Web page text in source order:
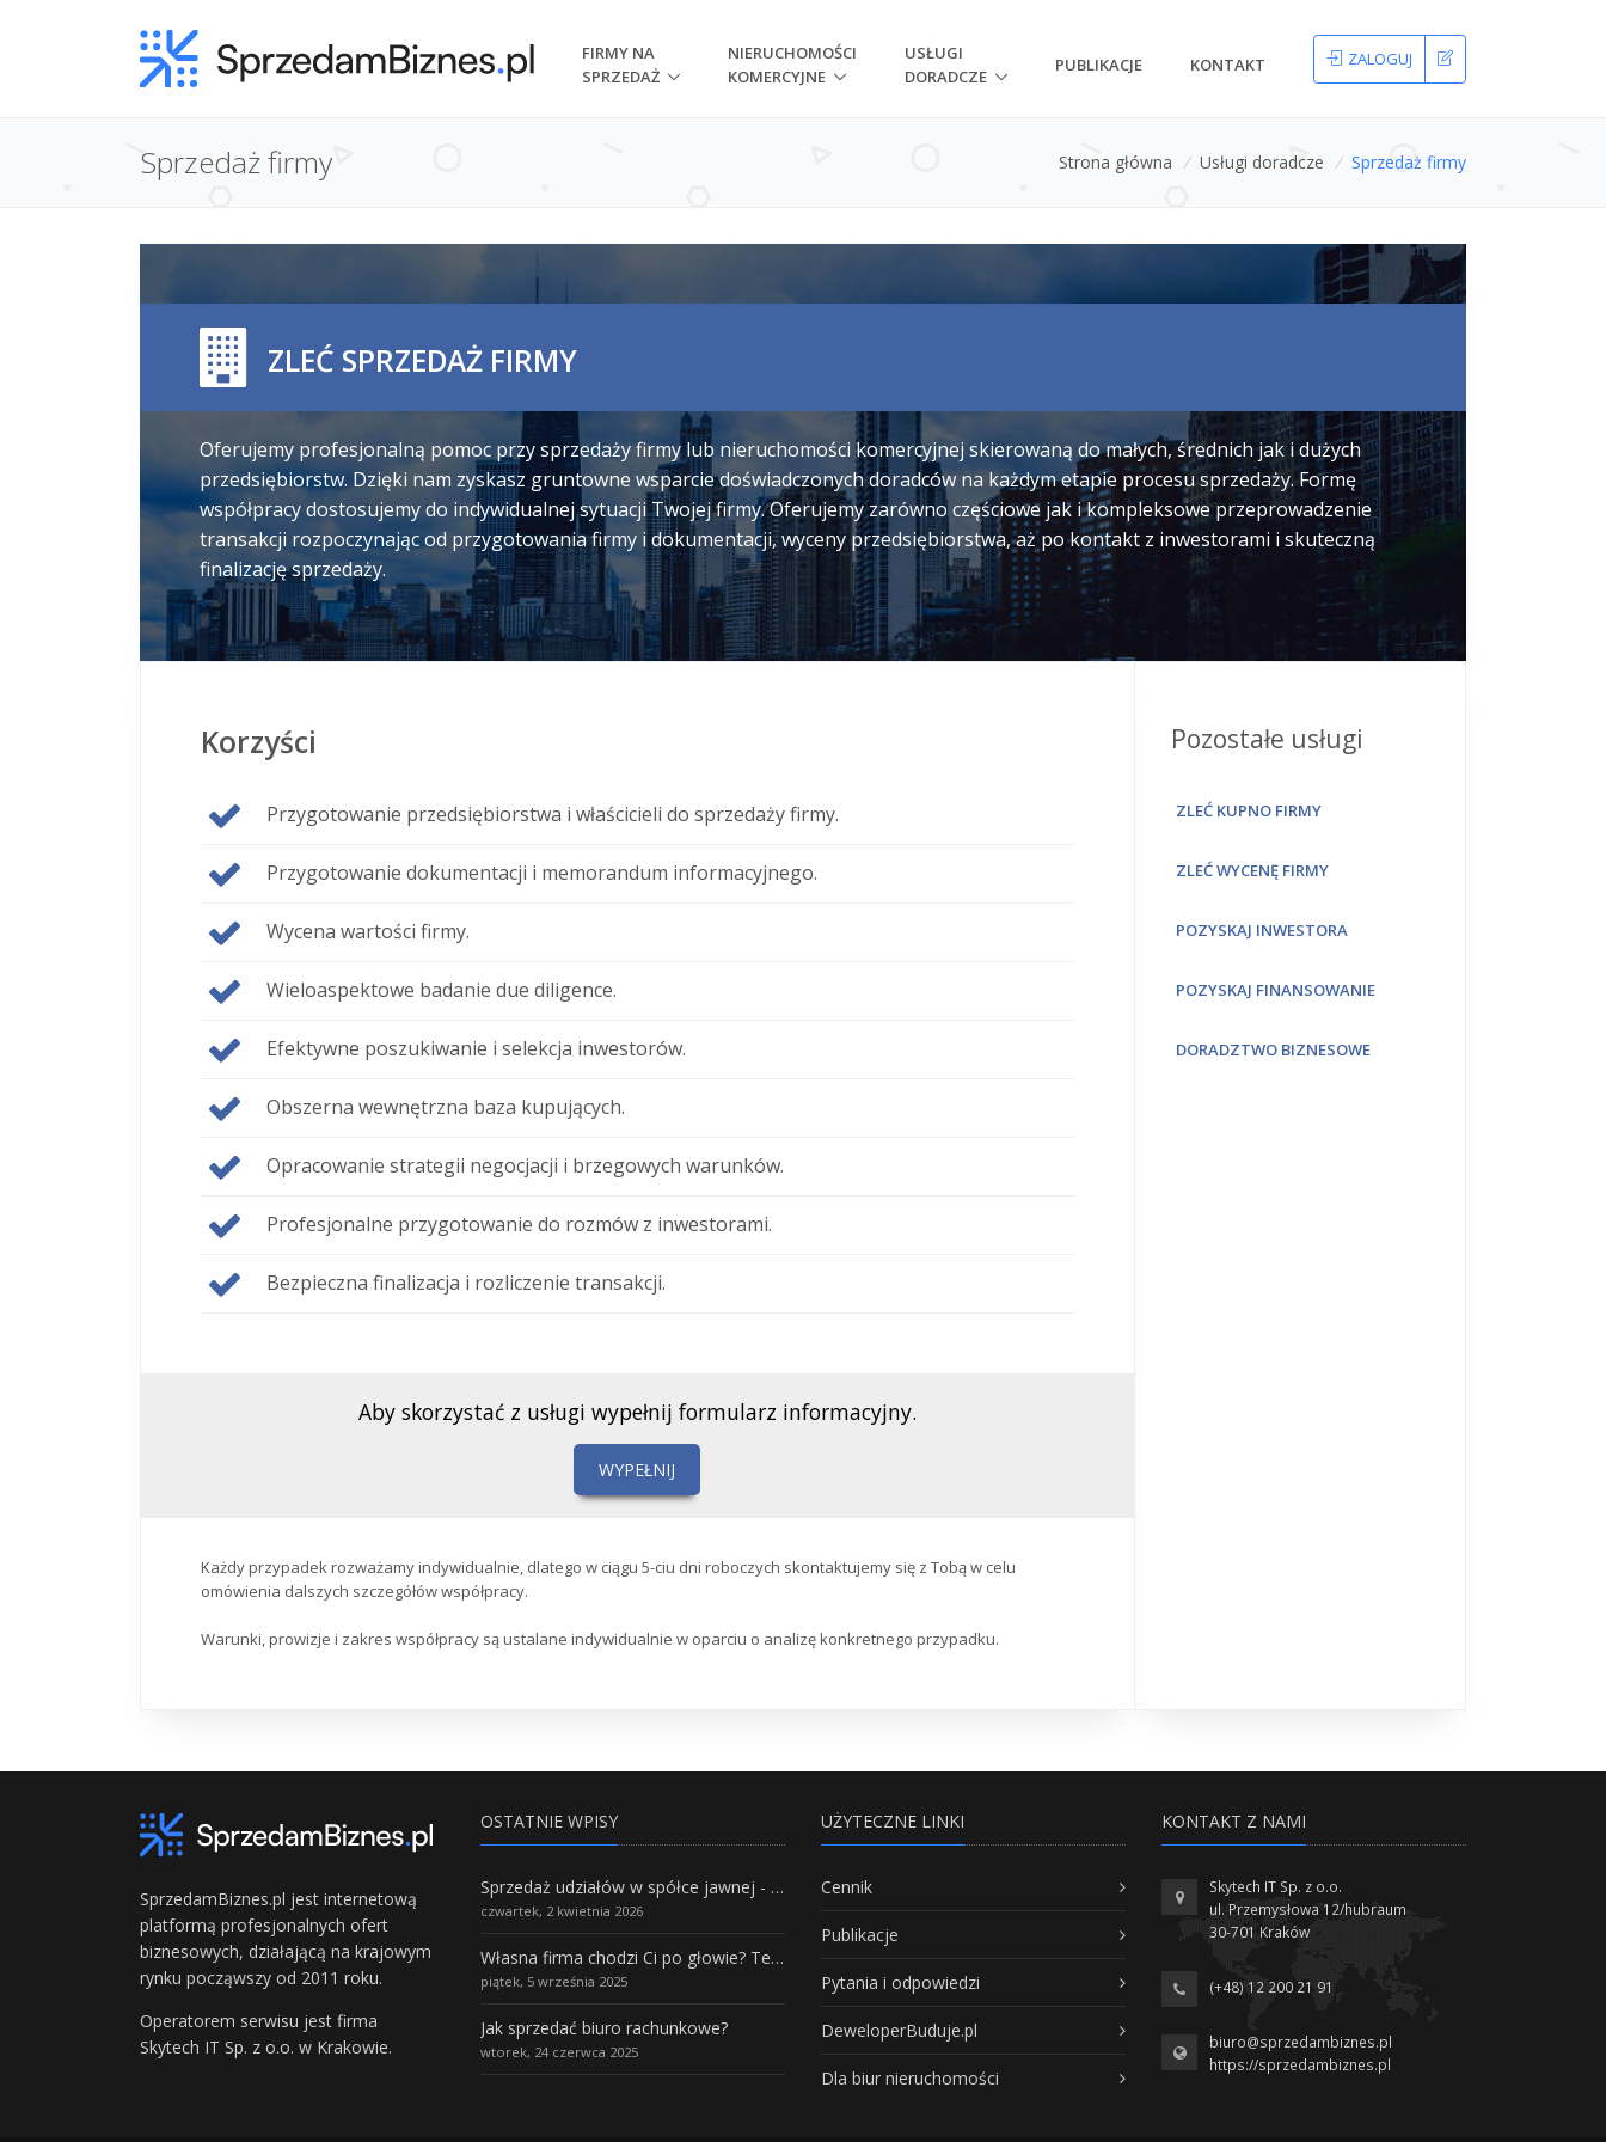
FIRMY NA
SPRZEDAŻ
NIERUCHOMOŚCI
KOMERCYJNE
USŁUGI
DORADCZE
PUBLIKACJE KONTAKT ZALOGUJ
Sprzedaż firmy Strona główna / Usługi doradcze / Sprzedaż firmy
ZLEĆ SPRZEDAŻ FIRMY
Oferujemy profesjonalną pomoc przy sprzedaży firmy lub nieruchomości komercyjnej skierowaną do małych, średnich jak i dużych
przedsiębiorstw. Dzięki nam zyskasz gruntowne wsparcie doświadczonych doradców na każdym etapie procesu sprzedaży. Formę
współpracy dostosujemy do indywidualnej sytuacji Twojej firmy. Oferujemy zarówno częściowe jak i kompleksowe przeprowadzenie
transakcji rozpoczynając od przygotowania firmy i dokumentacji, wyceny przedsiębiorstwa, aż po kontakt z inwestorami i skuteczną
finalizację sprzedaży.
Korzyści
Przygotowanie przedsiębiorstwa i właścicieli do sprzedaży firmy.
Przygotowanie dokumentacji i memorandum informacyjnego.
Wycena wartości firmy.
Wieloaspektowe badanie due diligence.
Efektywne poszukiwanie i selekcja inwestorów.
Obszerna wewnętrzna baza kupujących.
Opracowanie strategii negocjacji i brzegowych warunków.
Profesjonalne przygotowanie do rozmów z inwestorami.
Bezpieczna finalizacja i rozliczenie transakcji.
Aby skorzystać z usługi wypełnij formularz informacyjny.
WYPEŁNIJ
Każdy przypadek rozważamy indywidualnie, dlatego w ciągu 5-ciu dni roboczych skontaktujemy się z Tobą w celu
omówienia dalszych szczegółów współpracy.
Warunki, prowizje i zakres współpracy są ustalane indywidualnie w oparciu o analizę konkretnego przypadku.
Pozostałe usługi
ZLEĆ KUPNO FIRMY
ZLEĆ WYCENĘ FIRMY
POZYSKAJ INWESTORA
POZYSKAJ FINANSOWANIE
DORADZTWO BIZNESOWE
SprzedamBiznes.pl jest internetową
platformą profesjonalnych ofert
biznesowych, działającą na krajowym
rynku począwszy od 2011 roku.
Operatorem serwisu jest firma
Skytech IT Sp. z o.o. w Krakowie.
OSTATNIE WPISY
Sprzedaż udziałów w spółce jawnej - Wszystko, co trzeba wiedzieć.
czwartek, 2 kwietnia 2026
Własna firma chodzi Ci po głowie? Te branże mają największy potencjał rozwoju
piątek, 5 września 2025
Jak sprzedać biuro rachunkowe?
wtorek, 24 czerwca 2025
UŻYTECZNE LINKI
Cennik
Publikacje
Pytania i odpowiedzi
DeweloperBuduje.pl
Dla biur nieruchomości
KONTAKT Z NAMI
Skytech IT Sp. z o.o.
ul. Przemysłowa 12/hubraum
30-701 Kraków
(+48) 12 200 21 91
biuro@sprzedambiznes.pl
https://sprzedambiznes.pl